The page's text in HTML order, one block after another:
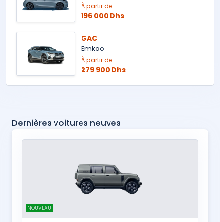
À partir de
196 000 Dhs
GAC
Emkoo
À partir de
279 900 Dhs
Dernières voitures neuves
NOUVEAU